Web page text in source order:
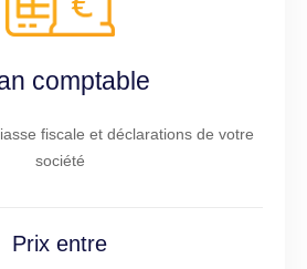
comptable
fiscale et déclarations de votre
société
Prix entre